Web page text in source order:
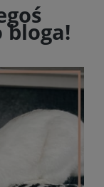
bloga!